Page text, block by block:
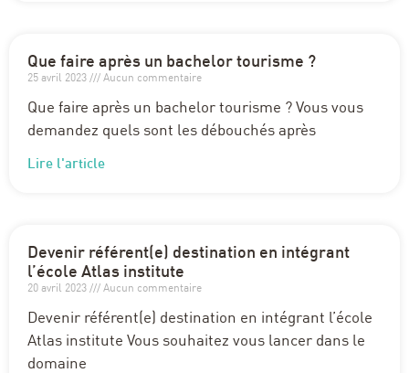
Que faire après un bachelor tourisme ?
25 avril 2023 Aucun commentaire
Que faire après un bachelor tourisme ? Vous vous
demandez quels sont les débouchés après
Lire l'article
Devenir référent(e) destination en intégrant
l’école Atlas institute
20 avril 2023 Aucun commentaire
Devenir référent(e) destination en intégrant l’école
Atlas institute Vous souhaitez vous lancer dans le
domaine